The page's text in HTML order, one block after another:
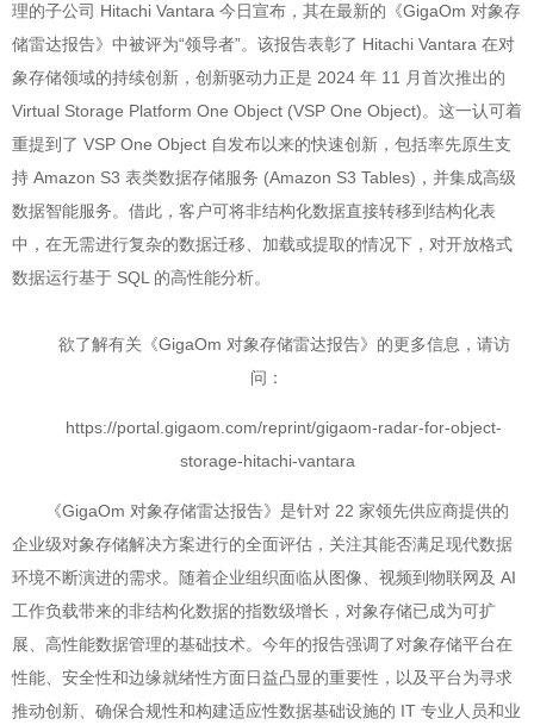
理的子公司 Hitachi Vantara 今日宣布，其在最新的《GigaOm 对象存
储雷达报告》中被评为“领导者”。该报告表彰了 Hitachi Vantara 在对
象存储领域的持续创新，创新驱动力正是 2024 年 11 月首次推出的
Virtual Storage Platform One Object (VSP One Object)。这一认可着
重提到了 VSP One Object 自发布以来的快速创新，包括率先原生支
持 Amazon S3 表类数据存储服务 (Amazon S3 Tables)，并集成高级
数据智能服务。借此，客户可将非结构化数据直接转移到结构化表
中，在无需进行复杂的数据迁移、加载或提取的情况下，对开放格式
数据运行基于 SQL 的高性能分析。
欲了解有关《GigaOm 对象存储雷达报告》的更多信息，请访
问：
https://portal.gigaom.com/reprint/gigaom-radar-for-object-
storage-hitachi-vantara
《GigaOm 对象存储雷达报告》是针对 22 家领先供应商提供的
企业级对象存储解决方案进行的全面评估，关注其能否满足现代数据
环境不断演进的需求。随着企业组织面临从图像、视频到物联网及 AI
工作负载带来的非结构化数据的指数级增长，对象存储已成为可扩
展、高性能数据管理的基础技术。今年的报告强调了对象存储平台在
性能、安全性和边缘就绪性方面日益凸显的重要性，以及平台为寻求
推动创新、确保合规性和构建适应性数据基础设施的 IT 专业人员和业